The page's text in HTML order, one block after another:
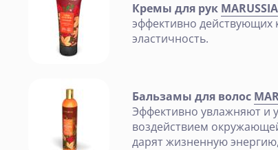
Кремы для рук MARUSSIA
эффективно действующих
эластичность.
Бальзамы для волос
Эффективно увлажняют и
воздействием
дарят жизненную